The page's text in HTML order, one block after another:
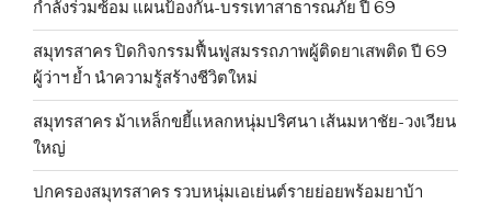
กำลังร่วมซ้อม แผนป้องกัน-บรรเทาสาธารณภัย ปี 69
สมุทรสาคร ปิดกิจกรรมฟื้นฟูสมรรถภาพผู้ติดยาเสพติด ปี 69
ผู้ว่าฯ ย้ำ นำความรู้สร้างชีวิตใหม่
สมุทรสาคร ม้าเหล็กขยี้แหลกหนุ่มปริศนา เส้นมหาชัย-วงเวียน
ใหญ่
ปกครองสมุทรสาคร รวบหนุ่มเอเย่นต์รายย่อยพร้อมยาบ้า